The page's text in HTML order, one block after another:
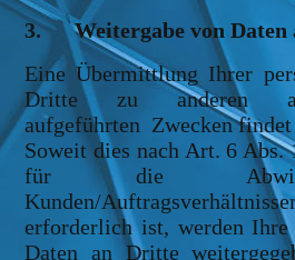
3. Weitergabe von Daten
Eine Übermittlung Ihrer
Dritte zu anderen
aufgeführten Zwecken
Soweit dies nach Art. 6
für die
Kunden/
erforderlich ist, werden Ihre
Daten an Dritte